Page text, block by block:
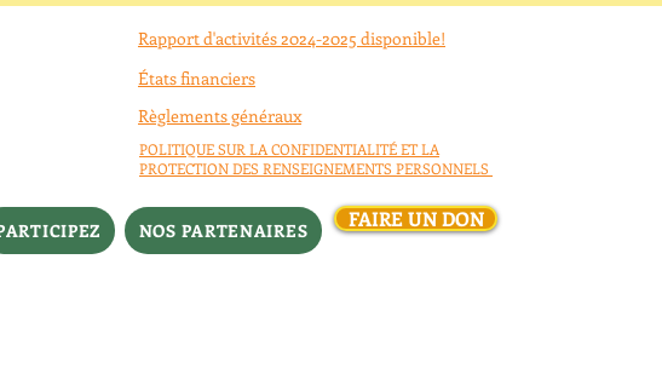
Rapport d'activités 2024-2025 disponible!
États financiers
Règlements généraux
POLITIQUE SUR LA CONFIDENTIALITÉ ET LA
PROTECTION DES RENSEIGNEMENTS PERSONNELS
NOS PARTENAIRES FAIRE UN DON